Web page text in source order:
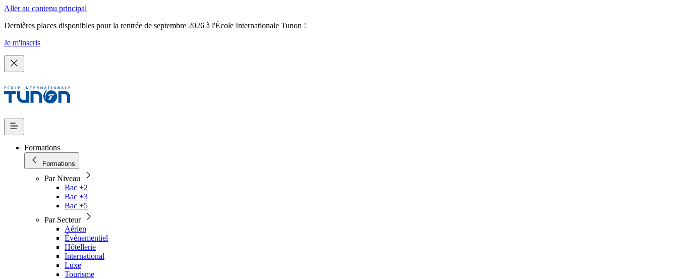
Aller au contenu principal
Dernières places disponibles pour la rentrée de septembre 2026 à l'École Internationale Tunon !
Je m'inscris
Formations
Formations
Par Niveau
Bac +2
Bac +3
Bac +5
Par Secteur
Aérien
Évènementiel
Hôtellerie
International
Luxe
Tourisme